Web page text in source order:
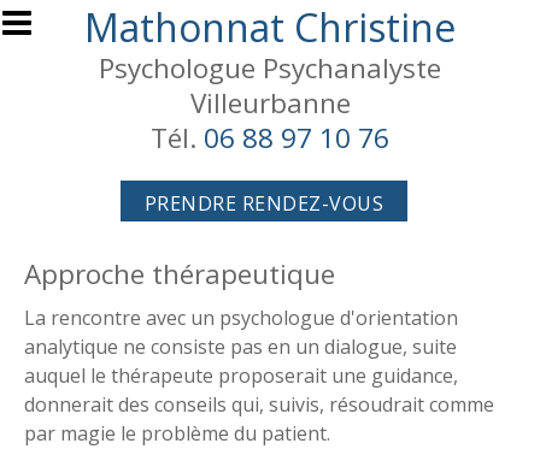
Aller au contenu principal
Mathonnat Christine
Psychologue Psychanalyste
Villeurbanne
Tél. 06 88 97 10 76
PRENDRE RENDEZ-VOUS
Approche thérapeutique
La rencontre avec un psychologue d'orientation
analytique ne consiste pas en un dialogue, suite
auquel le thérapeute proposerait une guidance,
donnerait des conseils qui, suivis, résoudrait comme
par magie le problème du patient.